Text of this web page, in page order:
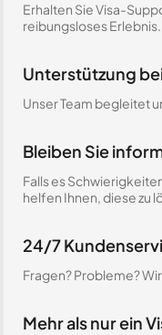
Erhalten Sie Visa-
reibungsloses Erlebnis.
Unterstützung
Unser Team begleitet
Bleiben Sie
Falls es
helfen Ihnen, diese zu
24/7
Fragen? Probleme?
Mehr als nur ein